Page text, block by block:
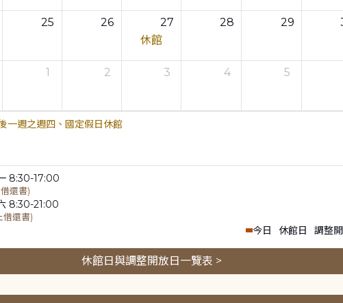
25 26
27
休館
28 29
1 2 3 4 5
一週之週四、國定假日休館
8:30-17:00
還書)
8:30-21:00
還書)
今日 休館日 調整
休館日與調整開放日一覽表 >